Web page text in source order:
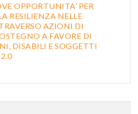
OPPORTUNITA’ PER
RESILIENZA NELLE
AZIONI DI
A FAVORE DI
DISABILI E SOGGETTI